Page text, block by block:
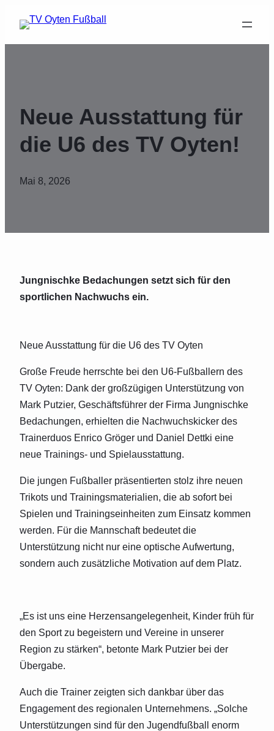
Neue Ausstattung für
die U6 des TV Oyten!
Mai 8, 2026
Jungnischke Bedachungen setzt sich für den
sportlichen Nachwuchs ein.
Neue Ausstattung für die U6 des TV Oyten
Große Freude herrschte bei den U6-Fußballern des
TV Oyten: Dank der großzügigen Unterstützung von
Mark Putzier, Geschäftsführer der Firma Jungnischke
Bedachungen, erhielten die Nachwuchskicker des
Trainerduos Enrico Gröger und Daniel Dettki eine
neue Trainings- und Spielausstattung.
Die jungen Fußballer präsentierten stolz ihre neuen
Trikots und Trainingsmaterialien, die ab sofort bei
Spielen und Trainingseinheiten zum Einsatz kommen
werden. Für die Mannschaft bedeutet die
Unterstützung nicht nur eine optische Aufwertung,
sondern auch zusätzliche Motivation auf dem Platz.
„Es ist uns eine Herzensangelegenheit, Kinder früh für
den Sport zu begeistern und Vereine in unserer
Region zu stärken“, betonte Mark Putzier bei der
Übergabe.
Auch die Trainer zeigten sich dankbar über das
Engagement des regionalen Unternehmens. „Solche
Unterstützungen sind für den Jugendfußball enorm